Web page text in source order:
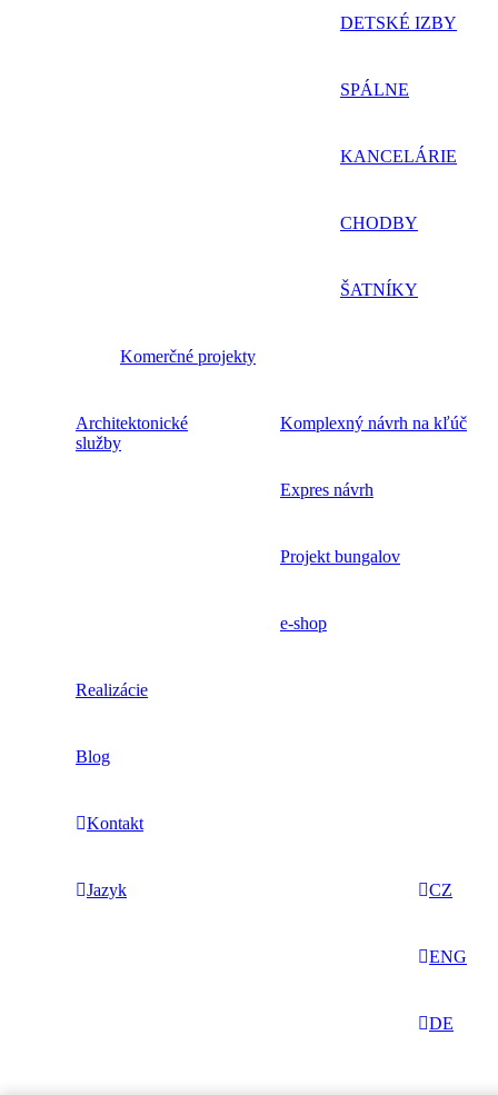
DETSKÉ IZBY
SPÁLNE
KANCELÁRIE
CHODBY
ŠATNÍKY
Komerčné projekty
Architektonické
služby
Komplexný návrh na kľúč
Expres návrh
Projekt bungalov
e-shop
Realizácie
Blog
Kontakt
Jazyk CZ
ENG
DE